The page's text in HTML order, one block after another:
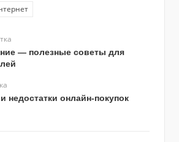
— полезные советы для
недостатки онлайн-покупок